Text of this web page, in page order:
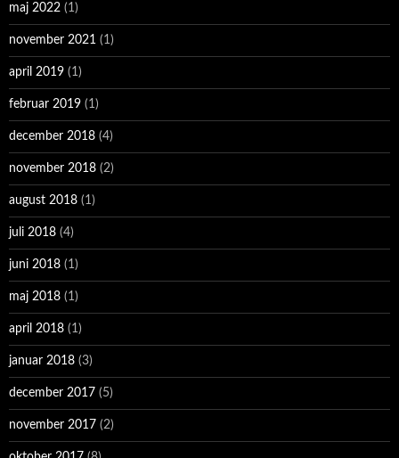
maj 2022 (1)
november 2021 (1)
april 2019 (1)
februar 2019 (1)
december 2018 (4)
november 2018 (2)
august 2018 (1)
juli 2018 (4)
juni 2018 (1)
maj 2018 (1)
april 2018 (1)
januar 2018 (3)
december 2017 (5)
november 2017 (2)